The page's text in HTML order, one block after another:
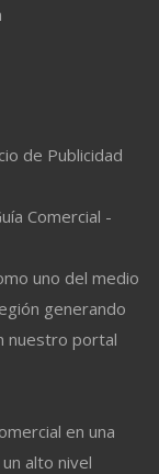
de Publicidad
Comercial -
uno del medio
generando
nuestro portal
en una
alto nivel